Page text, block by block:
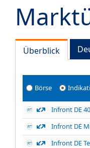
Überblick
Börse
Infront DE 40
Infront DE
Infront DE